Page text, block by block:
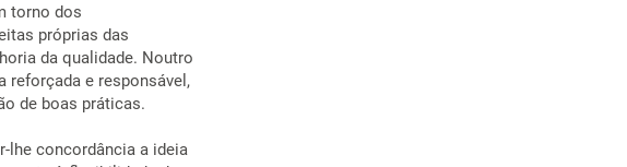
torno dos
próprias das
da qualidade. Noutro
reforçada e responsável,
de boas práticas.
lhe concordância a ideia